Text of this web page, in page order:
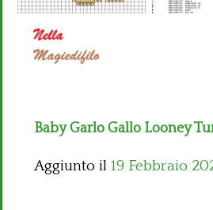
Baby Garlo Gallo Looney
Aggiunto il 19 Febbraio